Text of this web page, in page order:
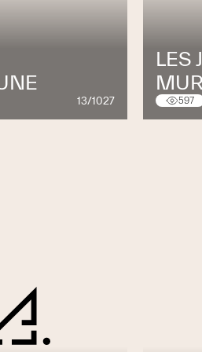
site de production
exposition
13/1027
LES
597